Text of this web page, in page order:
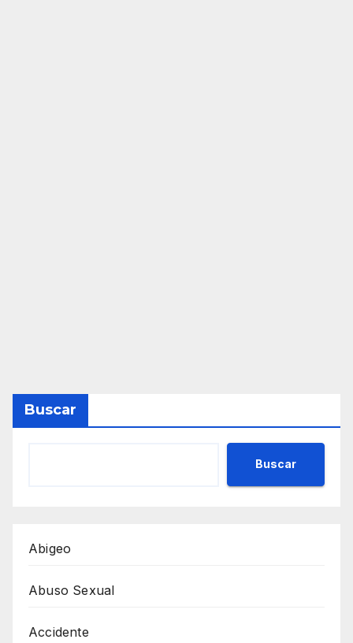
Buscar
Buscar
Abigeo
Abuso Sexual
Accidente